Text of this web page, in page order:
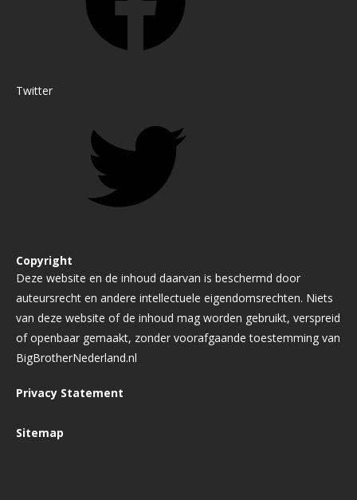
Twitter
Copyright
Deze website en de inhoud daarvan is beschermd door
auteursrecht en andere intellectuele eigendomsrechten. Niets
van deze website of de inhoud mag worden gebruikt, verspreid
of openbaar gemaakt, zonder voorafgaande toestemming van
BigBrotherNederland.nl
Privacy Statement
Sitemap